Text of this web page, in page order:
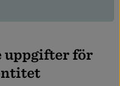
uppgifterför
ntitet